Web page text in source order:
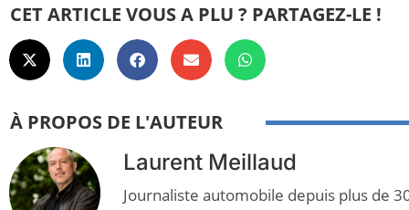
CET ARTICLE VOUS A PLU ? PARTAGEZ-LE !
À PROPOS DE L'AUTEUR
Laurent Meillaud
Journaliste automobile depuis plus de